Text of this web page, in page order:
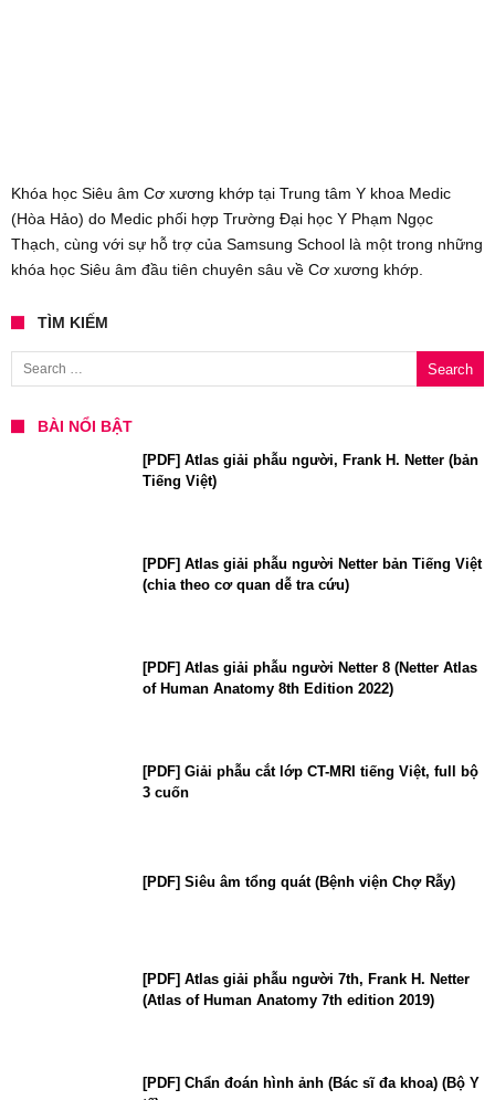
Khóa học Siêu âm Cơ xương khớp tại Trung tâm Y khoa Medic
(Hòa Hảo) do Medic phối hợp Trường Đại học Y Phạm Ngọc
Thạch, cùng với sự hỗ trợ của Samsung School là một trong những
khóa học Siêu âm đầu tiên chuyên sâu về Cơ xương khớp.
TÌM KIẾM
Search for:
BÀI NỔI BẬT
[PDF] Atlas giải phẫu người, Frank H. Netter (bản
Tiếng Việt)
[PDF] Atlas giải phẫu người Netter bản Tiếng Việt
(chia theo cơ quan dễ tra cứu)
[PDF] Atlas giải phẫu người Netter 8 (Netter Atlas
of Human Anatomy 8th Edition 2022)
[PDF] Giải phẫu cắt lớp CT-MRI tiếng Việt, full bộ
3 cuốn
[PDF] Siêu âm tổng quát (Bệnh viện Chợ Rẫy)
[PDF] Atlas giải phẫu người 7th, Frank H. Netter
(Atlas of Human Anatomy 7th edition 2019)
[PDF] Chẩn đoán hình ảnh (Bác sĩ đa khoa) (Bộ Y